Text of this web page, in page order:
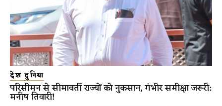
देश दुनिया
परिसीमन से सीमावर्ती राज्यों को नुकसान, गंभीर समीक्षा जरूरी:
मनीष तिवारी!